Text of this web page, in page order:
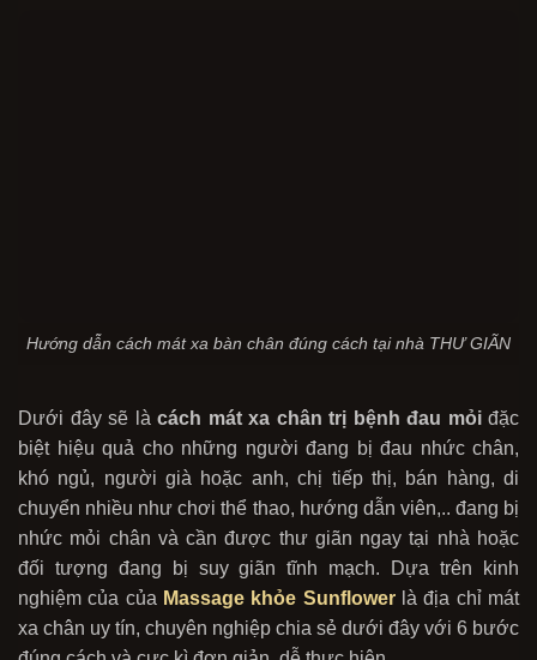
Hướng dẫn cách mát xa bàn chân đúng cách tại nhà THƯ GIÃN
Dưới đây sẽ là cách mát xa chân trị bệnh đau mỏiđặc
biệt hiệu quả cho những người đang bị đau nhức chân,
khó ngủ, người già hoặc anh, chị tiếp thị, bán hàng, di
chuyển nhiều như chơi thể thao, hướng dẫn viên,.. đang bị
nhức mỏi chân và cần được thư giãn ngay tại nhà hoặc
đối tượng đang bị suy giãn tĩnh mạch. Dựa trên kinh
nghiệm của của Massage khỏe Sunflowerlà địa chỉ mát
xa chân uy tín, chuyên nghiệp chia sẻ dưới đây với 6 bước